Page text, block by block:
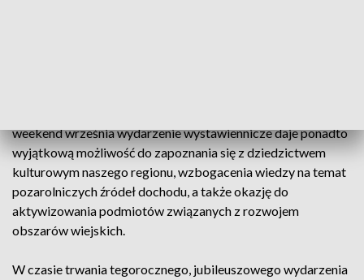
weekend września wydarzenie wystawiennicze daje ponadto
wyjątkową możliwość do zapoznania się z dziedzictwem
kulturowym naszego regionu, wzbogacenia wiedzy na temat
pozarolniczych źródeł dochodu, a także okazję do
aktywizowania podmiotów związanych z rozwojem
obszarów wiejskich.
W czasie trwania tegorocznego, jubileuszowego wydarzenia